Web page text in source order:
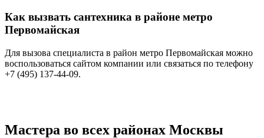
Как вызвать сантехника в районе метро
Первомайская
Для вызова специалиста в район метро Первомайская можно
воспользоваться сайтом компании или связаться по телефону
+7 (495) 137-44-09.
Мастера во всех районах Москвы